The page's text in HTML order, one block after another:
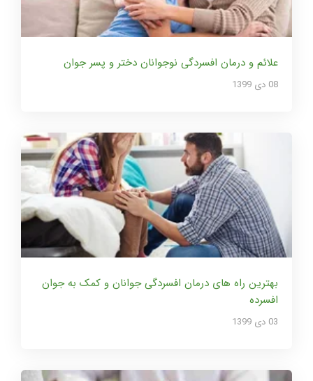
علائم و درمان افسردگی نوجوانان دختر و پسر جوان
08 دی 1399
بهترین راه های درمان افسردگی جوانان و کمک به جوان
افسرده
03 دی 1399